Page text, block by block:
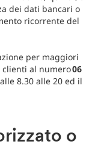
dei dati bancari o
ricorrente del
per maggiori
al numero06
8.30 alle 20 ed il
o